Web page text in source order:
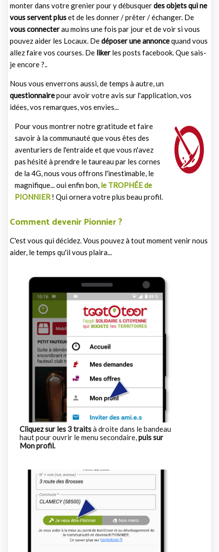
monter dans votre grenier pour y débusquerdes objets qui ne
vous servent pluset de les donner / prêter / échanger. De
vous connecterau moins une fois par jour et de voir si vous
pouvez aider les Locaux. Dedéposer une annoncequand vous
allez faire vos courses. De liker les posts facebook. Que sais-
je encore ?..
Nous vous enverrons aussi, de temps à autre, un
questionnairepour avoir votre avis sur l'application, vos
idées, vos remarques, vos envies...
Pour vous montrer notre gratitude et faire
savoir à la communauté que vous êtes des
aventuriers de l'entraide et que vous n'avez
pas hésité à prendre le taureau par les cornes
de la 4G, nous vous offrons l'inestimable, le
magnifique... oui enfin bon, le TROPHÉE de
PIONNIER ! Qui ornera votre plus beau profil.
Comment devenir Pionnier ?
C'est vous qui décidez. Vous pouvez à tout moment venir nous
aider, le temps qu'il vous plaira...
Cliquez sur les 3 traitsà droite dans le bandeau
haut pour ouvrir le menu secondaire, puis sur
Mon profil.